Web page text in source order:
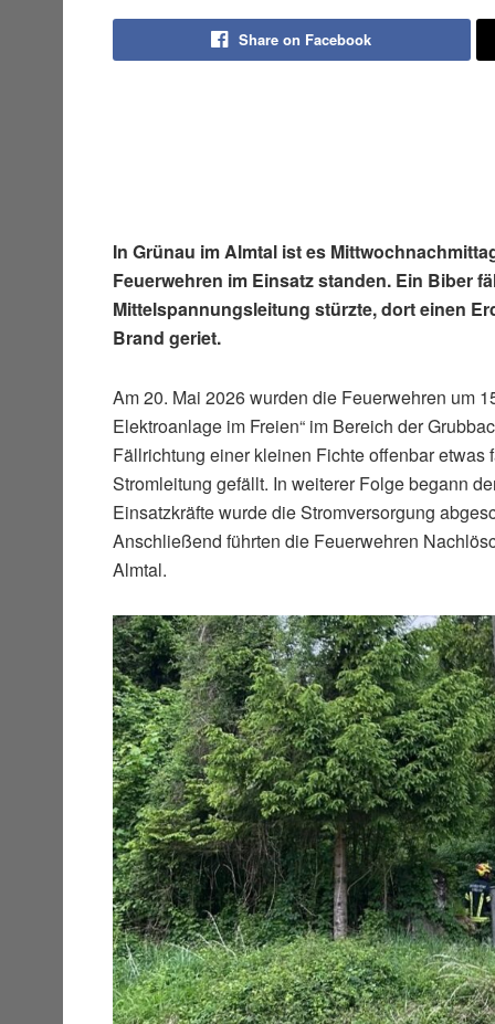
Share on Facebook
In Grünau im Almtal ist es
Feuerwehren im Einsatz standen. Ein Biber
Mittelspannungsleitung stürzte, dort einen
Brand geriet.
Am 20. Mai 2026 wurden die Feuerwehren um
Elektroanlage im Freien“ im Bereich der
Fällrichtung einer kleinen Fichte offenbar
Stromleitung gefällt. In weiterer Folge begann
Einsatzkräfte wurde die Stromversorgung
Anschließend führten die Feuerwehren
Almtal.